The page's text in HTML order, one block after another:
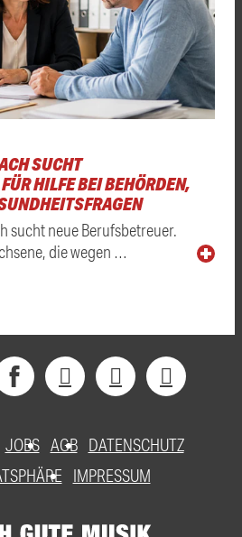
SUCHT
HILFE BEI BEHÖRDEN,
sucht neue Berufsbetreuer.
die wegen …
JOBS AGB DATENSCHUTZ
IMPRESSUM